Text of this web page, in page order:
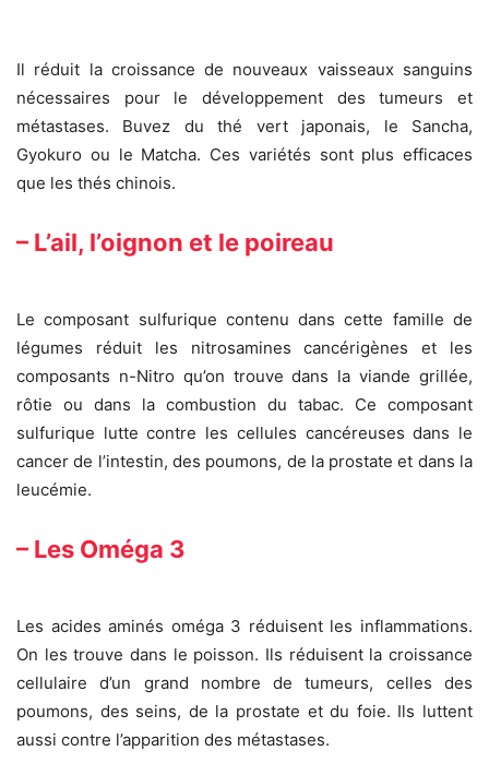
Il réduit la croissance de nouveaux vaisseaux sanguins
nécessaires pour le développement des tumeurs et
métastases. Buvez du thé vert japonais, le Sancha,
Gyokuro ou le Matcha. Ces variétés sont plus efficaces
que les thés chinois.
– L’ail, l’oignon et le poireau
Le composant sulfurique contenu dans cette famille de
légumes réduit les nitrosamines cancérigènes et les
composants n-Nitro qu’on trouve dans la viande grillée,
rôtie ou dans la combustion du tabac. Ce composant
sulfurique lutte contre les cellules cancéreuses dans le
cancer de l’intestin, des poumons, de la prostate et dans la
leucémie.
– Les Oméga 3
Les acides aminés oméga 3 réduisent les inflammations.
On les trouve dans le poisson. Ils réduisent la croissance
cellulaire d’un grand nombre de tumeurs, celles des
poumons, des seins, de la prostate et du foie. Ils luttent
aussi contre l’apparition des métastases.